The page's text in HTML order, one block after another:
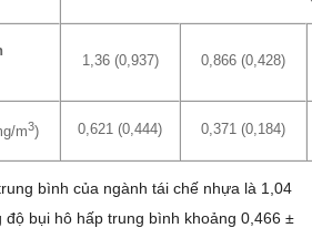
1,36 (0,937) 0,866 (0,428)
m3) 0,621 (0,444) 0,371 (0,184)
bình của ngành tái chế nhựa là 1,04
độ bụi hô hấp trung bình khoảng 0,466 ±